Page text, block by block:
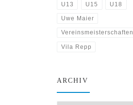
U13 U15 U18
Uwe Maier
Vereinsmeisterschaften
Vila Repp
ARCHIV